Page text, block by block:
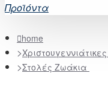
Προϊόντα
home
Στολές Ζωάκια